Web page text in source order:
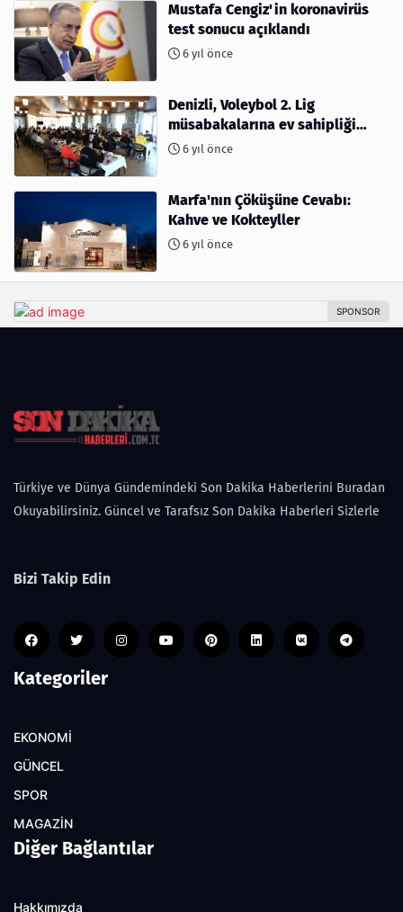
Mustafa Cengiz'in koronavirüs
test sonucu açıklandı
6 yıl önce
Denizli, Voleybol 2. Lig
müsabakalarına ev sahipliği
yapıyor
6 yıl önce
Marfa'nın Çöküşüne Cevabı:
Kahve ve Kokteyller
6 yıl önce
Türkiye ve Dünya Gündemindeki Son Dakika Haberlerini Buradan
Okuyabilirsiniz. Güncel ve Tarafsız Son Dakika Haberleri Sizlerle
Bizi Takip Edin
Kategoriler
EKONOMİ
GÜNCEL
SPOR
MAGAZİN
Diğer Bağlantılar
Hakkımızda